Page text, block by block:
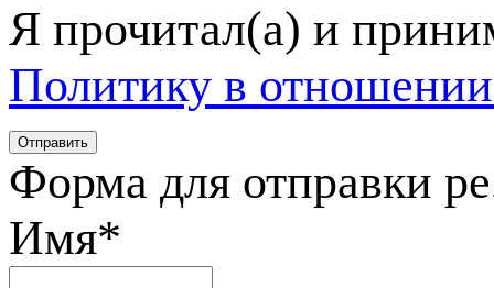
Я прочитал(а) и
Политику в
Форма для отправки
Имя*